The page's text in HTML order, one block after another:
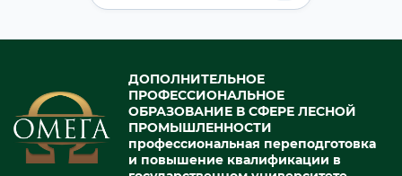
ДОПОЛНИТЕЛЬНОЕ
ПРОФЕССИОНАЛЬНОЕ
ОБРАЗОВАНИЕ В СФЕРЕ ЛЕСНОЙ
ПРОМЫШЛЕННОСТИ
профессиональная переподготовка
и повышение квалификации в